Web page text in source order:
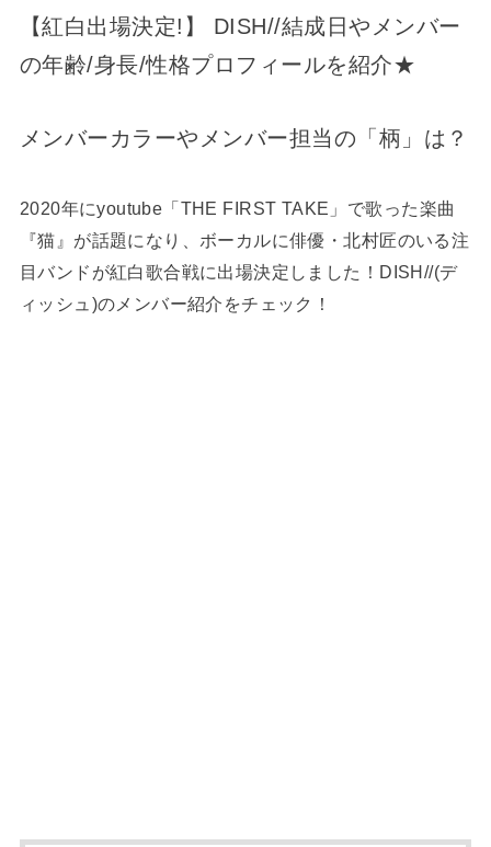
【紅白出場決定!】 DISH//結成日やメンバー
の年齢/身長/性格プロフィールを紹介★
メンバーカラーやメンバー担当の「柄」は？
2020年にyoutube「THE FIRST TAKE」で歌った楽曲
『猫』が話題になり、ボーカルに俳優・北村匠のいる注
目バンドが紅白歌合戦に出場決定しました！DISH//(デ
ィッシュ)のメンバー紹介をチェック！